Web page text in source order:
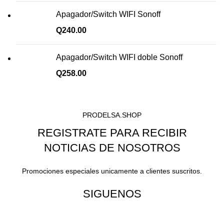
Apagador/Switch WIFI Sonoff
Q240.00
Apagador/Switch WIFI doble Sonoff
Q258.00
PRODELSA.SHOP
REGISTRATE PARA RECIBIR
NOTICIAS DE NOSOTROS
Promociones especiales unicamente a clientes suscritos.
SIGUENOS